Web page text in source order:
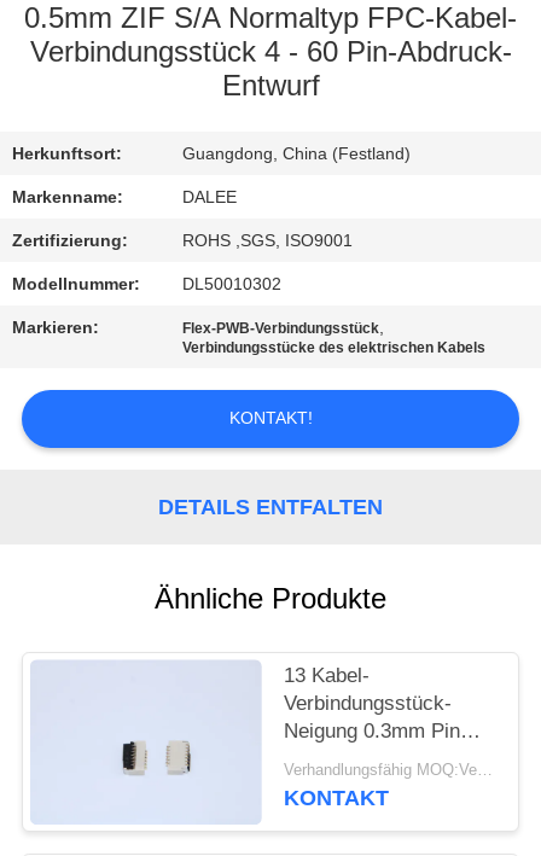
QUALITÄTSKONTROLLE
SIE
MIT
UNS
IN
VERBINDUNG
FORDERN
SIE
SITEMAP
PRIVACY
POLICY
0.5mm ZIF S/A Normaltyp FPC-Kabel-
Verbindungsstück 4 - 60 Pin-Abdruck-
Entwurf
Herkunftsort: Guangdong, China (Festland)
Markenname: DALEE
Zertifizierung: ROHS ,SGS, ISO9001
Modellnummer: DL50010302
Markieren: Flex-PWB-Verbindungsstück,
Verbindungsstücke des elektrischen Kabels
KONTAKT!
DETAILS ENTFALTEN
Ähnliche Produkte
13 Kabel-
Verbindungsstück-
Neigung 0.3mm Pin
FPC einfach auf
VORMONTIERTEM
Verhandlungsfähig MOQ:Verhandelbar
KONTAKT